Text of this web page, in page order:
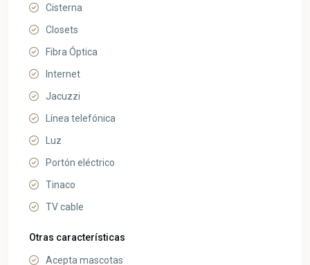
Cisterna
Closets
Fibra Óptica
Internet
Jacuzzi
Línea telefónica
Luz
Portón eléctrico
Tinaco
TV cable
Otras características
Acepta mascotas